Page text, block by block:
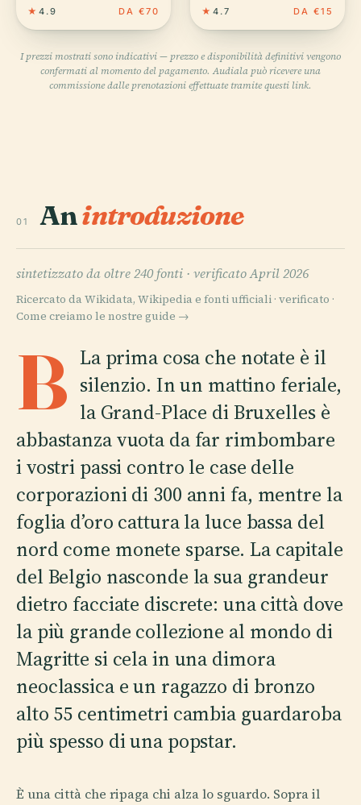
★ 4.9 DA €70 ★ 4.7 DA €15
I prezzi mostrati sono indicativi — prezzo e disponibilità definitivi vengono
confermati al momento del pagamento. Audiala può ricevere una
commissione dalle prenotazioni effettuate tramite questi link.
01 Anintroduzione
sintetizzato da oltre 240 fonti · verificato April 2026
Ricercato da Wikidata, Wikipedia e fonti ufficiali · verificato ·
Come creiamo le nostre guide →
B La prima cosa che notate è il
silenzio. In un mattino feriale,
la Grand-Place di Bruxelles è
abbastanza vuota da far rimbombare
i vostri passi contro le case delle
corporazioni di 300 anni fa, mentre la
foglia d’oro cattura la luce bassa del
nord come monete sparse. La capitale
del Belgio nasconde la sua grandeur
dietro facciate discrete: una città dove
la più grande collezione al mondo di
Magritte si cela in una dimora
neoclassica e un ragazzo di bronzo
alto 55 centimetri cambia guardaroba
più spesso di una popstar.
È una città che ripaga chi alza lo sguardo. Sopra il